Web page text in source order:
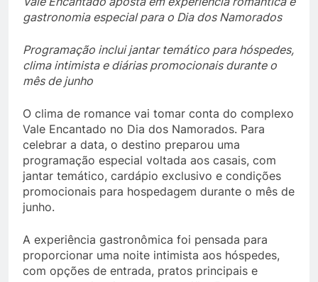
gastronomia especial para o Dia dos Namorados
Programação inclui jantar temático para hóspedes,
clima intimista e diárias promocionais durante o
mês de junho
O clima de romance vai tomar conta do complexo
Vale Encantado no Dia dos Namorados. Para
celebrar a data, o destino preparou uma
programação especial voltada aos casais, com
jantar temático, cardápio exclusivo e condições
promocionais para hospedagem durante o mês de
junho.
A experiência gastronômica foi pensada para
proporcionar uma noite intimista aos hóspedes,
com opções de entrada, pratos principais e